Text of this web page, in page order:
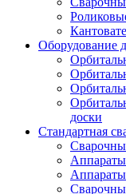
Оборудование
доски
Стандартная